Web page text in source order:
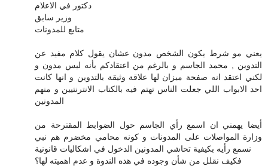
دكتور في الاعلام
وزير سابق
متابع للمدونات
يعني مو شرط يكون الشخص مدون عشان يقول كلام مفيد عن
التدوين , محمد الجاسم و بالرغم من اعتقادكم بأنه ليس مدون و
لكني اعتقد انه صفحة ميزان لها علاقة وثيقة بالتدوين و انها كانت
احد الابواب اللي جعلت الناس تهتم فيه بالكتاب الانترنتيين و منهم
المدونين
أيضا يهمني ان اسمع رأي الجاسم حول الضوابط المقترحة من
وزارة المواصلات على المدونات و كونه محامي مخضرم هم نبي
نسمع رأيه بكيفية تحاشي المدونين الدخول في اشكاليات قانونية
فكيف نقلل من شأن وجوده في هذه الندوة و عدم اهميته لها؟